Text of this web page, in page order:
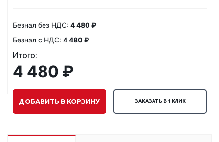
Безнал без НДС: 4 480 ₽
Безнал с НДС: 4 480 ₽
Итого:
4 480 ₽
ДОБАВИТЬ В КОРЗИНУ ЗАКАЗАТЬ В 1 КЛИК